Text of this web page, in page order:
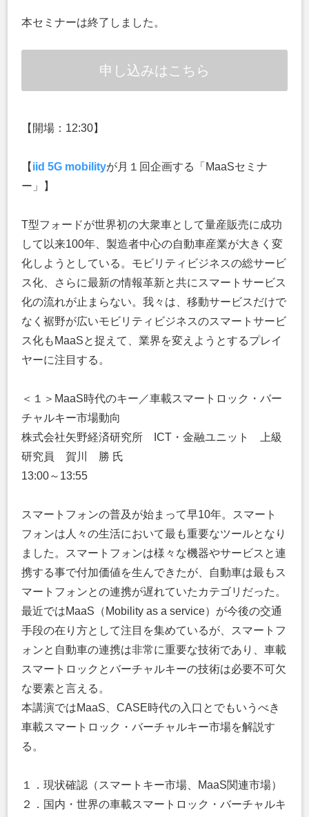
本セミナーは終了しました。
申し込みはこちら
【開場：12:30】
【 iid 5G mobilityが月１回企画する「MaaSセミナ
ー」】
T型フォードが世界初の大衆車として量産販売に成功
して以来100年、製造者中心の自動車産業が大きく変
化しようとしている。モビリティビジネスの総サービ
ス化、さらに最新の情報革新と共にスマートサービス
化の流れが止まらない。我々は、移動サービスだけで
なく裾野が広いモビリティビジネスのスマートサービ
ス化もMaaSと捉えて、業界を変えようとするプレイ
ヤーに注目する。
＜１＞MaaS時代のキー／車載スマートロック・バー
チャルキー市場動向
株式会社矢野経済研究所 ICT・金融ユニット 上級
研究員 賀川 勝 氏
13:00～13:55
スマートフォンの普及が始まって早10年。スマート
フォンは人々の生活において最も重要なツールとなり
ました。スマートフォンは様々な機器やサービスと連
携する事で付加価値を生んできたが、自動車は最もス
マートフォンとの連携が遅れていたカテゴリだった。
最近ではMaaS（Mobility as a service）が今後の交通
手段の在り方として注目を集めているが、スマートフ
ォンと自動車の連携は非常に重要な技術であり、車載
スマートロックとバーチャルキーの技術は必要不可欠
な要素と言える。
本講演ではMaaS、CASE時代の入口とでもいうべき
車載スマートロック・バーチャルキー市場を解説す
る。
１．現状確認（スマートキー市場、MaaS関連市場）
２．国内・世界の車載スマートロック・バーチャルキ